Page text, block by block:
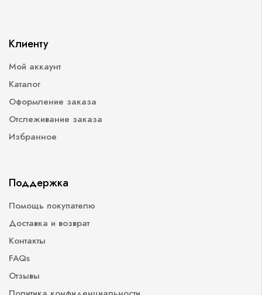
Клиенту
Мой аккаунт
Каталог
Оформление заказа
Отслеживание заказа
Избранное
Поддержка
Помощь покупателю
Доставка и возврат
Контакты
FAQs
Отзывы